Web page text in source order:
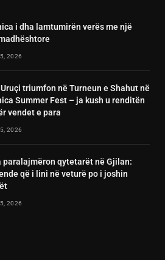
i dha lamtumirën verës me një
2026
triumfon në Turneun e Shahut në
Summer Fest – ja kush u renditën
vendet e para
2026
paralajmëron qytetarët në Gjilan:
që i lini në veturë po i joshin
2026